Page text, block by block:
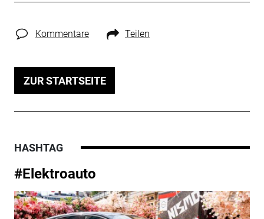
Kommentare Teilen
ZUR STARTSEITE
HASHTAG
#Elektroauto